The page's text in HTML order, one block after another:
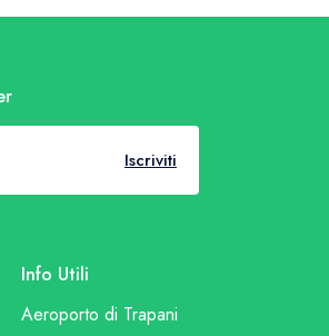
Iscriviti
Info Utili
Aeroporto di Trapani